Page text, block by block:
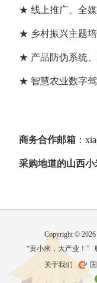
★ 线上推广、全
★ 乡村振兴主题
★ 产品防伪系统
★ 智慧农业数字
商务合作邮箱 ：
采购地道的山西小
Copyright ©
“黄小米，大产业！”
关于我们